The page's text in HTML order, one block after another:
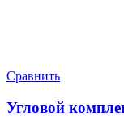
Сравнить
Угловой